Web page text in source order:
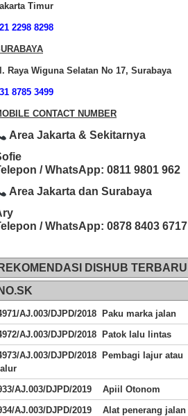
Timur
2298 8298
Raya Wiguna Selatan No 17, Surabaya
8785 3499
CONTACT NUMBER
Area Jakarta & Sekitarnya
/ WhatsApp: 0811 9801 962
Area Jakarta dan Surabaya
/ WhatsApp: 0878 8403 6717
REKOMENDASI DISHUB TERBARU
NO.SK
AJ.003/DJPD/2018 Paku marka jalan
AJ.003/DJPD/2018 Patok lalu lintas
AJ.003/DJPD/2018
Pembagi lajur atau
AJ.003/DJPD/2019 Apiil Otonom
AJ.003/DJPD/2019 Alat penerang jalan